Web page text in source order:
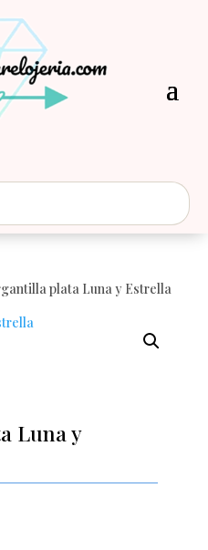
plata Luna y Estrella
Luna y